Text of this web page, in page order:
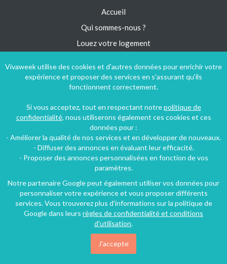
Vivaweek utilise des cookies et d'autres données pour enrichir votre
expérience et proposer des services en s'assurant qu'ils
fonctionnent correctement.
Si vous acceptez, tout en respectant notrepolitique de
confidentialité, nous utiliserons également ces cookies et ces
données pour :
- Améliorer la qualité de nos services et en développer de nouveaux.
- Diffuser des annonces en évaluant leur efficacité.
- Proposer des annonces personnalisées en fonction de vos
paramètres.
Notre partenaire Google peut également utiliser vos données pour
personnaliser votre expérience et vous proposer différents
services. Vous trouverez plus d'informations sur la politique de
Google dans leurs règles de confidentialité et conditions
d'utilisation.
J'accepte
Accueil
Qui sommes-nous ?
Louez votre logement
Plan du site
Blog
Suivez-nous !